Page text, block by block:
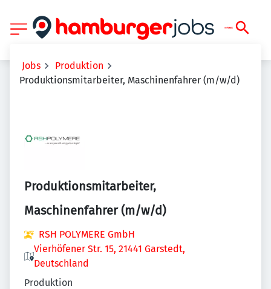
Jobs
Produktion
Produktionsmitarbeiter, Maschinenfahrer (m/w/d)
Produktionsmitarbeiter,
Maschinenfahrer (m/w/d)
RSH POLYMERE GmbH
Vierhöfener Str. 15, 21441 Garstedt,
Deutschland
Produktion